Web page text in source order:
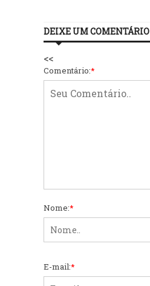
DEIXE UM COMENTÁRIO
<<
Comentário:*
Nome:*
E-mail:*